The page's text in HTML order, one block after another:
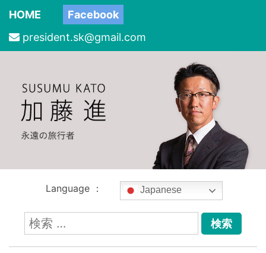
HOME
Facebook
president.sk@gmail.com
Language ： Japanese
検
索: